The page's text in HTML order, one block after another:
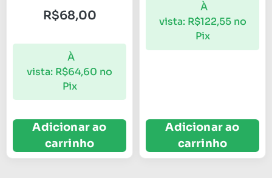
R$68,00
À
vista: R$64,60 no
Pix
Adicionar ao
carrinho
À
vista: R$122,55 no
Pix
Adicionar ao
carrinho